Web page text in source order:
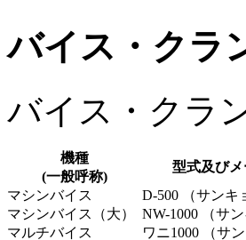
バイス・クラ
バイス・クラ
機種
(一般呼称)
型式及びメ
マシンバイス
D-500 （サンキ
マシンバイス（大）
NW-1000 （サン
マルチバイス
ワニ1000 （サン